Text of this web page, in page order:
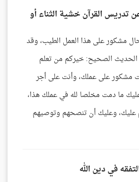
تدريس القرآن خشية الثناء أو
مشكور على هذا العمل الطيب، وقد
الصحيح: خيركم من تعلم
مشكور على عملك، وأنت على أجر
ما دمت مخلصا لله في عملك هذا،
عليك، وعليك أن تنصحهم وتوصيهم
في دين الله